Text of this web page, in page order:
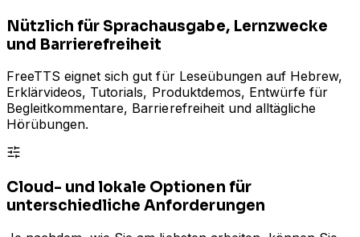
Nützlich für Sprachausgabe, Lernzwecke
und Barrierefreiheit
FreeTTS eignet sich gut für Leseübungen auf Hebrew,
Erklärvideos, Tutorials, Produktdemos, Entwürfe für
Begleitkommentare, Barrierefreiheit und alltägliche
Hörübungen.
Cloud- und lokale Optionen für
unterschiedliche Anforderungen